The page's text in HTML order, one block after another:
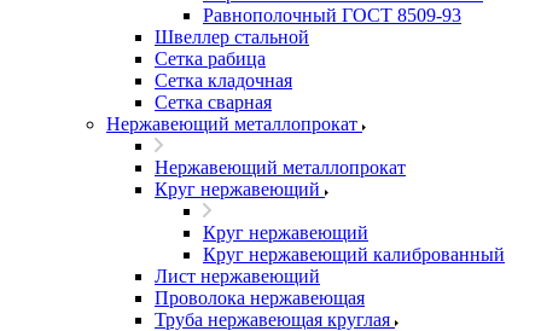
Равнополочный ГОСТ 8509-93
Швеллер стальной
Сетка рабица
Сетка кладочная
Сетка сварная
Нержавеющий металлопрокат
Нержавеющий металлопрокат
Круг нержавеющий
Круг нержавеющий
Круг нержавеющий калиброванный
Лист нержавеющий
Проволока нержавеющая
Труба нержавеющая круглая